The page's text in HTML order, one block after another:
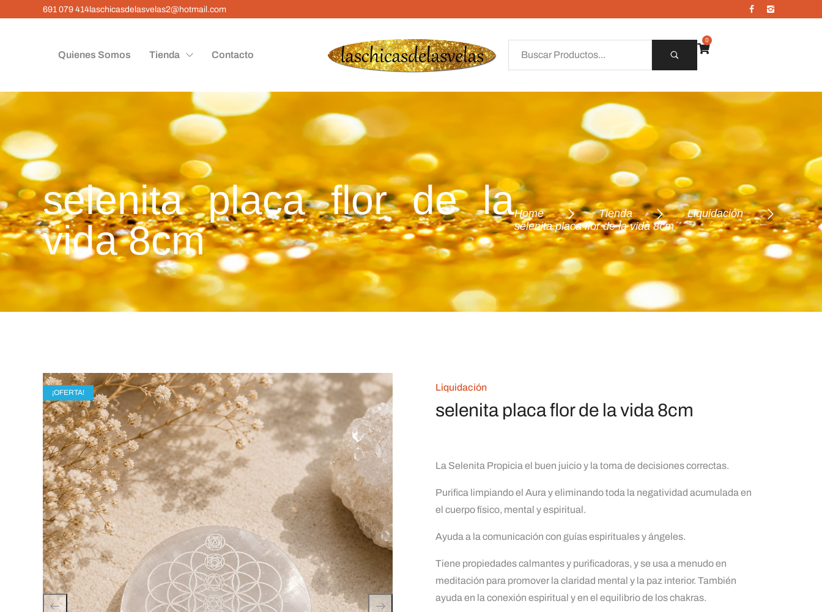
691 079 414laschicasdelasvelas2@hotmail.com
Quienes Somos Tienda Contacto
0
selenita placa flor de la
vida 8cm
Home Tienda
Liquidación
selenita placa flor de la vida 8cm
¡OFERTA! Liquidación
selenita placa flor de la vida 8cm
La Selenita Propicia el buen juicio y la toma de decisiones correctas.
Purifica limpiando el Aura y eliminando toda la negatividad acumulada en
el cuerpo físico, mental y espiritual.
Ayuda a la comunicación con guías espirituales y ángeles.
Tiene propiedades calmantes y purificadoras, y se usa a menudo en
meditación para promover la claridad mental y la paz interior. También
ayuda en la conexión espiritual y en el equilibrio de los chakras.